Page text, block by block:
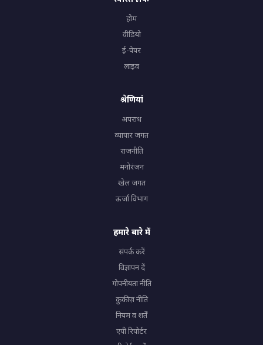
होम
वीडियो
ई-पेपर
लाइव
श्रेणियां
अपराध
व्यापार जगत
राजनीति
मनोरंजन
खेल जगत
ऊर्जा विभाग
हमारे बारे में
संपर्क करें
विज्ञापन दें
गोपनीयता नीति
कुकीज़ नीति
नियम व शर्तें
एपी रिपोर्टर